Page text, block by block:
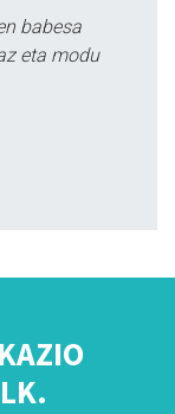
babesa
eta modu